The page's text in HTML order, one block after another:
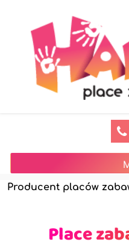
Producent placów
Place